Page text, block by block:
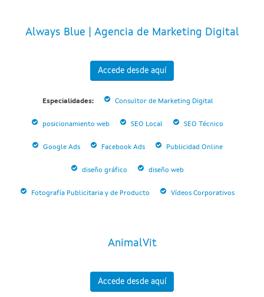
Always Blue | Agencia de Marketing Digital
Accede desde aquí
Especialidades: Consultor de Marketing Digital
posicionamiento web SEO Local SEO Técnico
Google Ads Facebook Ads Publicidad Online
diseño gráfico diseño web
Fotografía Publicitaria y de Producto Vídeos Corporativos
AnimalVit
Accede desde aquí